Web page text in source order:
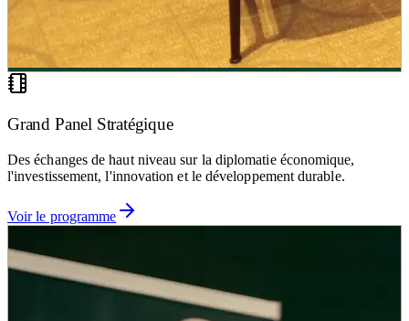
Grand Panel Stratégique
Des échanges de haut niveau sur la diplomatie économique,
l'investissement, l'innovation et le développement durable.
Voir le programme